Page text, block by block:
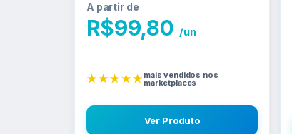
A partir de
R$99,80 /un
★★★★★mais vendidos nos
marketplaces
Ver Produto